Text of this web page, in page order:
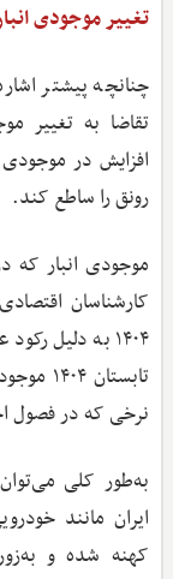
تغییر موجودی
چنانچه پیشتر
تقاضا به تغییر
افزایش در موجودی
رونق را ساطع کند.
۱۴۰۴ به دلیل
نرخی که در فصول
به‌طور کلی
ایران مانند
کهنه شده و